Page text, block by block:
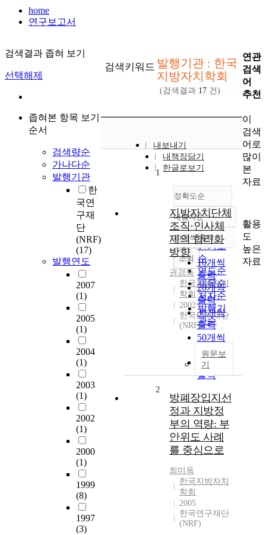
home
연구보고서
검색결과 좁혀 보기
선택해제
좁혀본 항목 보기
순서
검색량순
가나다순
발행기관
한
국연
구재
단
(NRF)
(17)
발행연도
2007
(1)
2005
(1)
2004
(1)
2003
(1)
2002
(1)
2000
(1)
1999
(8)
1997
(3)
검색키워드 발행기관 : 한국
지방자치학회
(검색결과 17 건)
내보내기
내책장담기
한글로보기
정확도순
정확도
순
인기도
순
연도순
제목순
저자순
발행기
관순
내림차순
내림차순
10개씩 출력
10개씩
출력
20개씩
출력
30개씩
출력
50개씩
출력
100개씩
출력
조회
1
지방자치단체
조직·인사체
제의 합리화
방향
권경득
한국지방자치
학회
2002
한국연구재단
(NRF)
원문보
기
2
방폐장입지선
정과 지방정
부의 역량: 부
안위도 사례
를 중심으로
최미옥
한국지방자치
학회
2005
한국연구재단
(NRF)
연관
검색
어
추천
이
검색
어로
많이
본
자료
활용
도
높은
자료